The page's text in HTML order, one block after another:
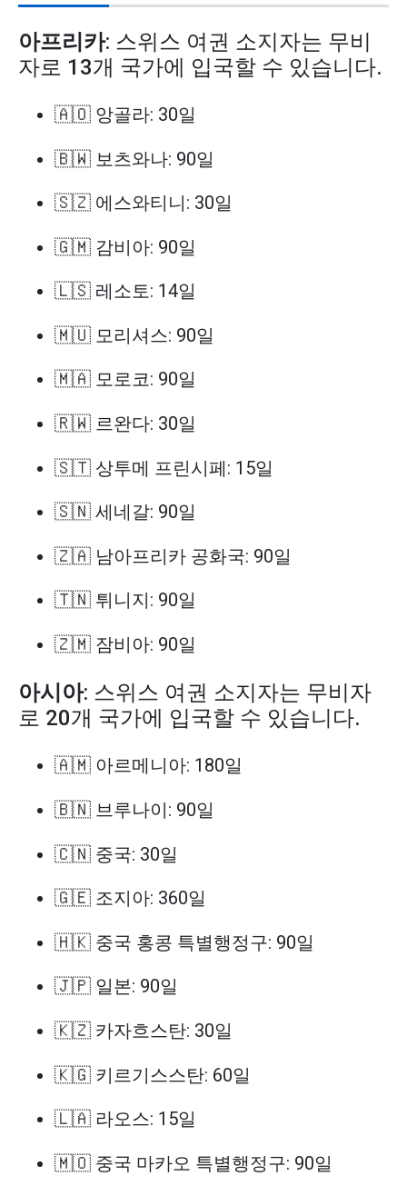
아프리카: 스위스 여권 소지자는 무비
자로 13개 국가에 입국할 수 있습니다.
🇦🇴 앙골라: 30일
🇧🇼 보츠와나: 90일
🇸🇿 에스와티니: 30일
🇬🇲 감비아: 90일
🇱🇸 레소토: 14일
🇲🇺 모리셔스: 90일
🇲🇦 모로코: 90일
🇷🇼 르완다: 30일
🇸🇹 상투메 프린시페: 15일
🇸🇳 세네갈: 90일
🇿🇦 남아프리카 공화국: 90일
🇹🇳 튀니지: 90일
🇿🇲 잠비아: 90일
아시아: 스위스 여권 소지자는 무비자
로 20개 국가에 입국할 수 있습니다.
🇦🇲 아르메니아: 180일
🇧🇳 브루나이: 90일
🇨🇳 중국: 30일
🇬🇪 조지아: 360일
🇭🇰 중국 홍콩 특별행정구: 90일
🇯🇵 일본: 90일
🇰🇿 카자흐스탄: 30일
🇰🇬 키르기스스탄: 60일
🇱🇦 라오스: 15일
🇲🇴 중국 마카오 특별행정구: 90일